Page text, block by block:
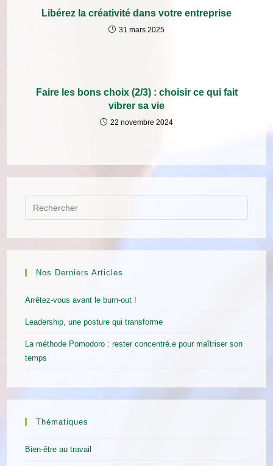
Libérez la créativité dans votre entreprise
31 mars 2025
Faire les bons choix (2/3) : choisir ce qui fait
vibrer sa vie
22 novembre 2024
Nos Derniers Articles
Arrêtez-vous avant le burn-out !
Leadership, une posture qui transforme
La méthode Pomodoro : rester concentré.e pour maîtriser son
temps
Thématiques
Bien-être au travail